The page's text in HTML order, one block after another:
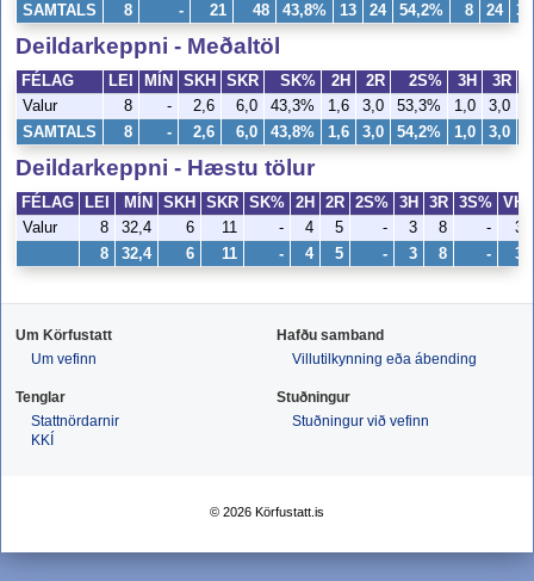
SAMTALS 8 - 21 48 43,8% 13 24 54,2% 8 24
Deildarkeppni - Meðaltöl
FÉLAG LEI MÍN SKH SKR SK% 2H 2R 2S% 3H
3R
Valur
8 - 2,6 6,0 43,3% 1,6 3,0 53,3% 1,0 3,0
SAMTALS 8 - 2,6 6,0 43,8% 1,6 3,0 54,2% 1,0 3,0
Deildarkeppni - Hæstu tölur
FÉLAG LEI MÍN SKH SKR SK% 2H 2R 2S% 3H 3R 3S%
VH
Valur
8 32,4 6 11 - 4 5 - 3 8 - 3
8 32,4 6 11 - 4 5 - 3 8 - 3
Um Körfustatt
Um vefinn
Hafðu samband
Villutilkynning eða ábending
Tenglar
Stattnördarnir
KKÍ
Stuðningur
Stuðningur við vefinn
© 2026 Körfustatt.is